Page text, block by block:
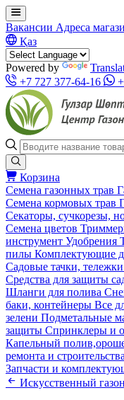
Вакансии Адреса
Қаз
Powered by
+7 727 377-64-16
Корзина
Семена газонных трав
Семена кормовых трав
Секаторы, сучкорезы,
Семена цветов
инструмент Удобрения
пилы Комплектующие
Садовые тачки, тележки
Средства для защиты
Шланги для полива
баки, контейнеры Все
зелени Подметальные
защиты Спринклеры и
Капельный
ремонта и строительства
Запчасти и
Искусственный газон